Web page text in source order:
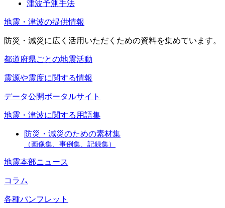
津波予測手法
地震・津波の提供情報
防災・減災に広く活用いただくための資料を集めています。
都道府県ごとの地震活動
震源や震度に関する情報
データ公開ポータルサイト
地震・津波に関する用語集
防災・減災のための素材集
（画像集、事例集、記録集）
地震本部ニュース
コラム
各種パンフレット